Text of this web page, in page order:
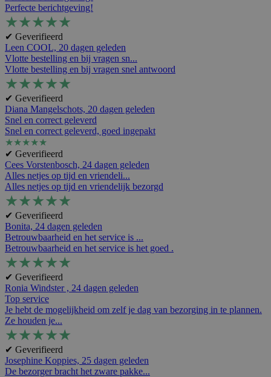
Perfecte berichtgeving!
★★★★★
✔ Geverifieerd
Leen COOL, 20 dagen geleden
Vlotte bestelling en bij vragen sn...
Vlotte bestelling en bij vragen snel antwoord
★★★★★
✔ Geverifieerd
Diana Mangelschots, 20 dagen geleden
Snel en correct geleverd
Snel en correct geleverd, goed ingepakt
★★★★★
✔ Geverifieerd
Cees Vorstenbosch, 24 dagen geleden
Alles netjes op tijd en vriendeli...
Alles netjes op tijd en vriendelijk bezorgd
★★★★★
✔ Geverifieerd
Bonita, 24 dagen geleden
Betrouwbaarheid en het service is ...
Betrouwbaarheid en het service is het goed .
★★★★★
✔ Geverifieerd
Ronia Windster , 24 dagen geleden
Top service
Je hebt de mogelijkheid om zelf je dag van bezorging in te plannen.
Ze houden je...
★★★★★
✔ Geverifieerd
Josephine Koppies, 25 dagen geleden
De bezorger bracht het zware pakke...